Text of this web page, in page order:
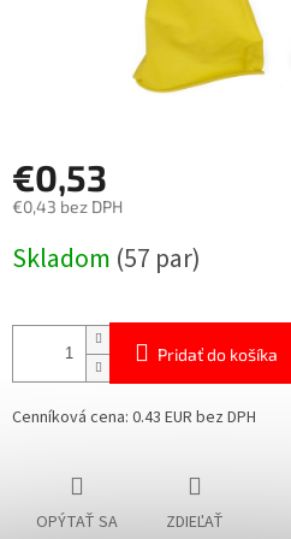
€0,53
€0,43 bez DPH
cena:
Skladom (57 par)
Pridať do košíka
Cenníková cena: 0.43 EUR bez DPH
OPÝTAŤ SA ZDIEĽAŤ